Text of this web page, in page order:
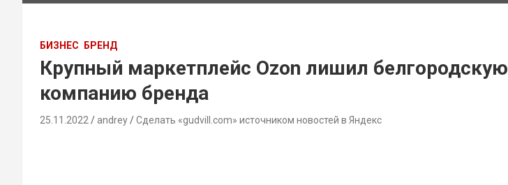
БИЗНЕС БРЕНД
Крупный маркетплейс Ozon лишил белгородскую
компанию бренда
25.11.2022 andrey Сделать «gudvill.com» источником новостей в Яндекс